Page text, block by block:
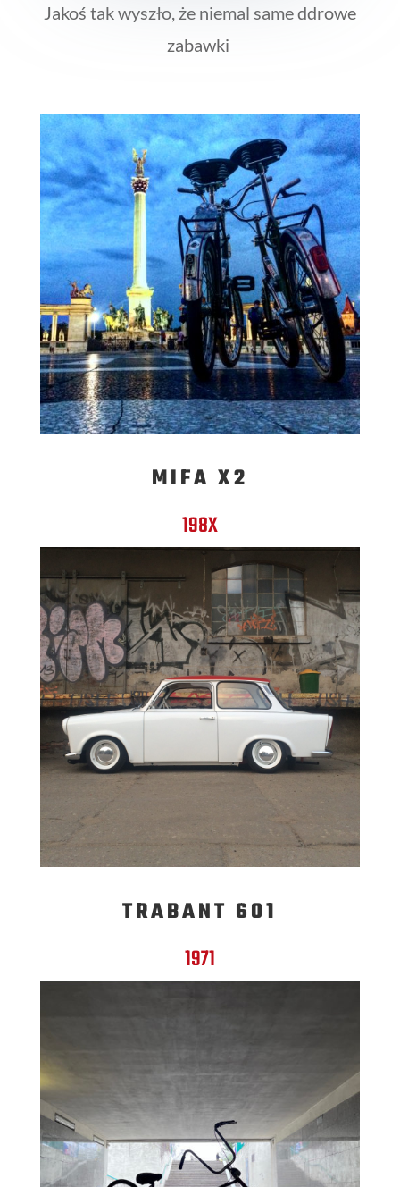
Jakoś tak wyszło, że niemal same ddrowe
zabawki
MIFA X2
198X
TRABANT 601
1971